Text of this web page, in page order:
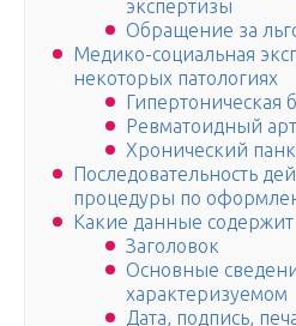
экспертизы
Обращение за
Медико-социальная
некоторых патологиях
Гипертоническая
Ревматоидный
Хронический
Последовательность
процедуры по
Какие данные содержит
Заголовок
Основные
характеризуемом
Дата, подпись,